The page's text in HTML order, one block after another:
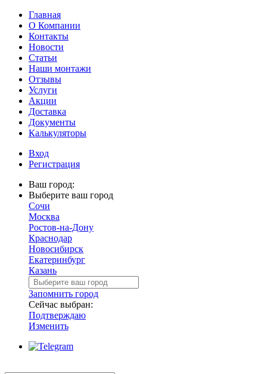
Главная
О Компании
Контакты
Новости
Статьи
Наши монтажи
Отзывы
Услуги
Акции
Доставка
Документы
Калькуляторы
Вход
Регистрация
Ваш город:
Выберите ваш город
Сочи
Москва
Ростов-на-Дону
Краснодар
Новосибирск
Екатеринбург
Казань
Запомнить город
Сейчас выбран:
Подтверждаю
Изменить